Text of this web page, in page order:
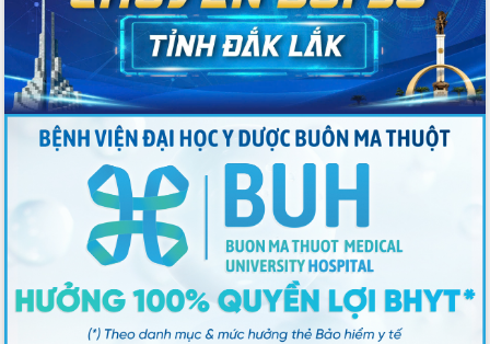
Phiên trù bị Đại hội đại biểu Đảng bộ
tỉnh Đắk Lắk lần thứ I, nhiệm kỳ 2025-
2030
Hiệp hội Doanh nhân Đắk Lắk cần tiên
phong trong chuyển đổi số, kiến tạo
môi trường kinh doanh công bằng,
minh bạch
Họp Ban Chỉ đạo Quốc gia về chống
khai thác hải sản bất hợp pháp, không
báo cáo và không theo quy định
Đại hội Đảng bộ cấp cơ sở góp phần
vào thanh công Đại hội đại biểu Đảng
bộ tỉnh lần thứ nhất, nhiệm kỳ 2025-
2030